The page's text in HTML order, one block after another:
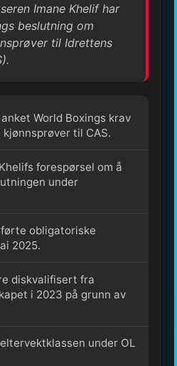
Imane Khelif har
beslutning om
til Idrettens
World Boxings krav
til CAS.
forespørsel om å
under
obligatoriske
2025.
diskvalifisert fra
i 2023 på grunn av
under OL